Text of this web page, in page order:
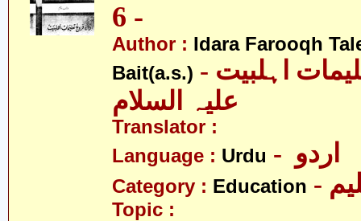
- 6
Author : Idara Farooqh
Bait(a.s.) - ادارہ فروغ تعلیمات اہلبیت
علیہ السلام
Translator :
Language : Urdu
Category : Education
Topic :